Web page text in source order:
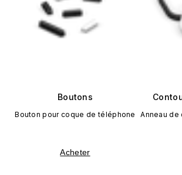
Boutons
Bouton pour coque de téléphone
Acheter
Anneau de